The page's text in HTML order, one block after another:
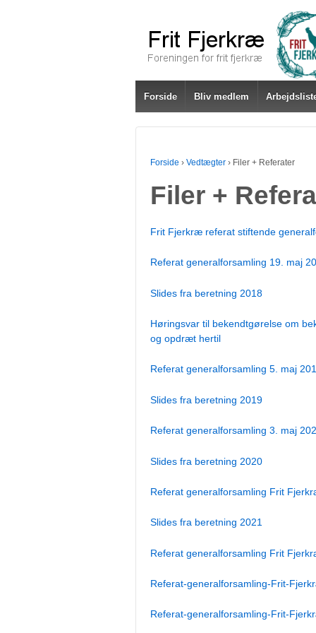
Forside Bliv medlem
Forside › Vedtægter › Filer + Referater
Filer +
Frit Fjerkræ referat stiftende
Referat generalforsamling 19. maj
Slides fra beretning 2018
Høringsvar til bekendtgørelse om
og opdræt hertil
Referat generalforsamling 5. maj
Slides fra beretning 2019
Referat generalforsamling 3. maj
Slides fra beretning 2020
Referat generalforsamling Frit
Slides fra beretning 2021
Referat generalforsamling Frit
Referat-generalforsamling-Frit-
Referat-generalforsamling-Frit-